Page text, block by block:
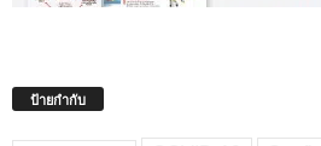
ป้ายกำกับ